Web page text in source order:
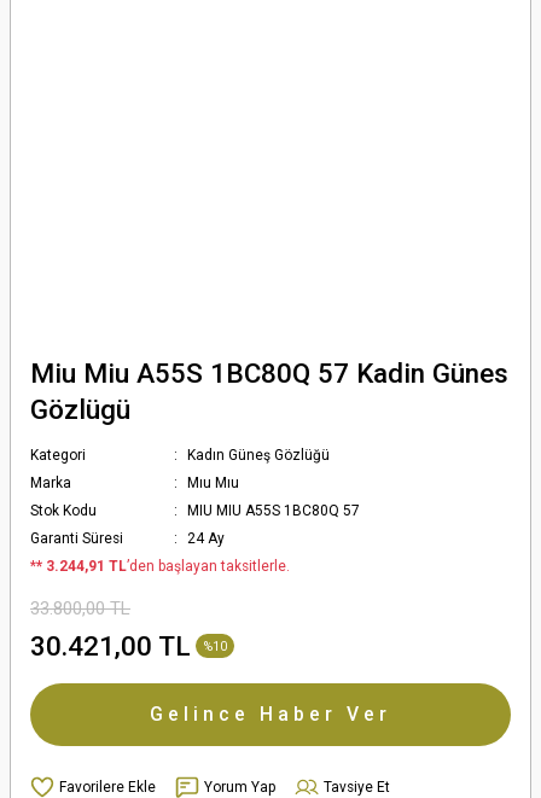
Miu Miu A55S 1BC80Q 57 Kadin Günes
Gözlügü
Kategori
Kadın Güneş Gözlüğü
Marka
Mıu Mıu
Stok Kodu
MIU MIU A55S 1BC80Q 57
Garanti Süresi
24 Ay
** 3.244,91 TL’den başlayan taksitlerle.
33.800,00 TL
30.421,00 TL %10
Gelince Haber Ver
Yorum Yap
Tavsiye Et